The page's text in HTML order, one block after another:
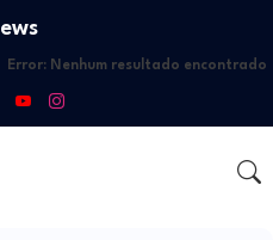
Error: Nenhum resultado encontrado